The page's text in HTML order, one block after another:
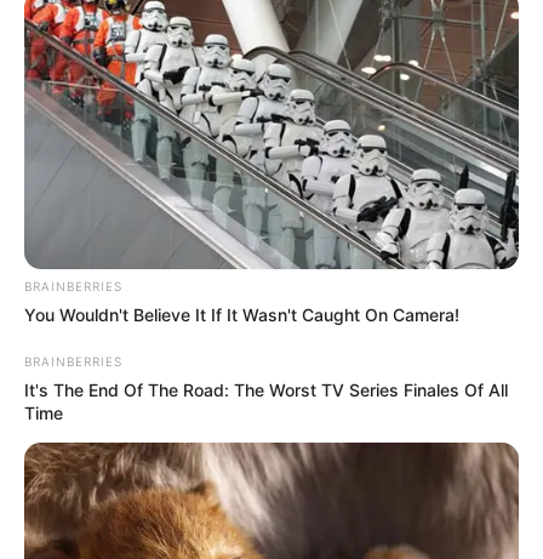
BRAINBERRIES
You Wouldn't Believe It If It Wasn't Caught On Camera!
BRAINBERRIES
It's The End Of The Road: The Worst TV Series Finales Of All
Time